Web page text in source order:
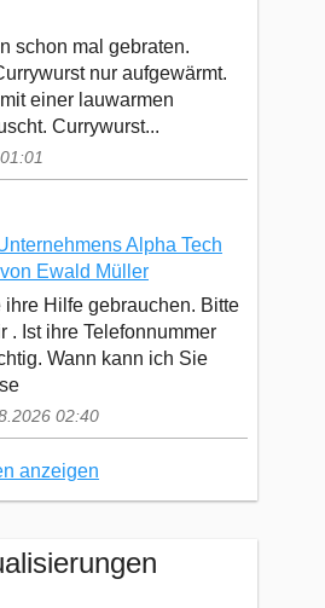
schon mal gebraten.
nur aufgewärmt.
einer lauwarmen
Currywurst...
Alpha Tech
Ewald Müller
ihre Hilfe gebrauchen. Bitte
. Ist ihre Telefonnummer
Wann kann ich Sie
02:40
anzeigen